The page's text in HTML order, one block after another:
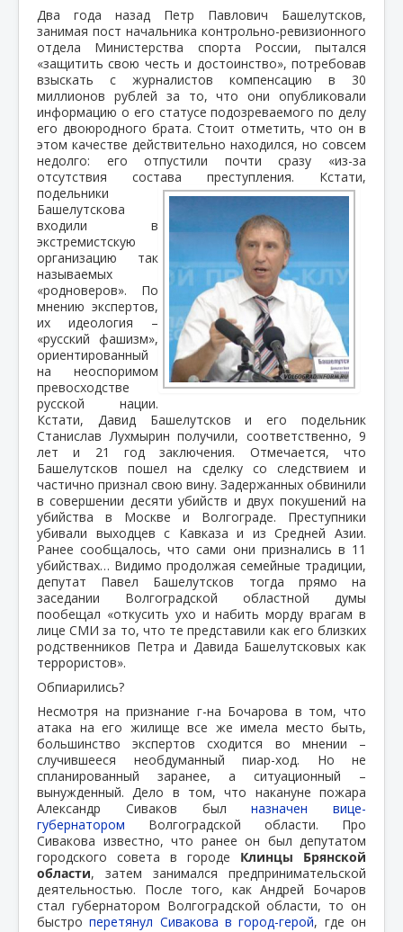
Два года назад Петр Павлович Башелутсков,
занимая пост начальника контрольно-ревизионного
отдела Министерства спорта России, пытался
«защитить свою честь и достоинство», потребовав
взыскать с журналистов компенсацию в 30
миллионов рублей за то, что они опубликовали
информацию о его статусе подозреваемого по делу
его двоюродного брата. Стоит отметить, что он в
этом качестве действительно находился, но совсем
недолго: его отпустили почти сразу «из-за
отсутствия состава преступления. Кстати,
подельники
Башелутскова
входили в
экстремистскую
организацию так
называемых
«родноверов». По
мнению экспертов,
их идеология –
«русский фашизм»,
ориентированный
на неоспоримом
превосходстве
русской нации.
Кстати, Давид Башелутсков и его подельник
Станислав Лухмырин получили, соответственно, 9
лет и 21 год заключения. Отмечается, что
Башелутсков пошел на сделку со следствием и
частично признал свою вину. Задержанных обвинили
в совершении десяти убийств и двух покушений на
убийства в Москве и Волгограде. Преступники
убивали выходцев с Кавказа и из Средней Азии.
Ранее сообщалось, что сами они признались в 11
убийствах… Видимо продолжая семейные традиции,
депутат Павел Башелутсков тогда прямо на
заседании Волгоградской областной думы
пообещал «откусить ухо и набить морду врагам в
лице СМИ за то, что те представили как его близких
родственников Петра и Давида Башелутсковых как
террористов».
Обпиарились?
Несмотря на признание г-на Бочарова в том, что
атака на его жилище все же имела место быть,
большинство экспертов сходится во мнении –
случившееся необдуманный пиар-ход. Но не
спланированный заранее, а ситуационный –
вынужденный. Дело в том, что накануне пожара
Александр Сиваков былназначен вице-
губернатором Волгоградской области. Про
Сивакова известно, что ранее он был депутатом
городского совета в городе Клинцы Брянской
области, затем занимался предпринимательской
деятельностью. После того, как Андрей Бочаров
стал губернатором Волгоградской области, то он
быстроперетянул Сивакова в город-герой, где он